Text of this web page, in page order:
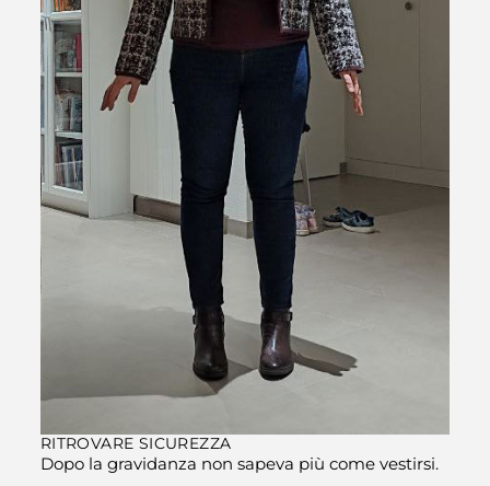
RITROVARE SICUREZZA
Dopo la gravidanza non sapeva più come vestirsi.